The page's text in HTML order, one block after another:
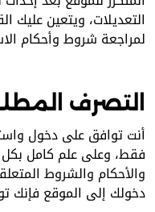
التعديلات، ويتعين عليك
لمراجعة شروط وأحكام
التصرف
أنت توافق على دخول
فقط، وعلى علم كامل بكل
والأحكام والشروط
دخولك إلى الموقع فإنك